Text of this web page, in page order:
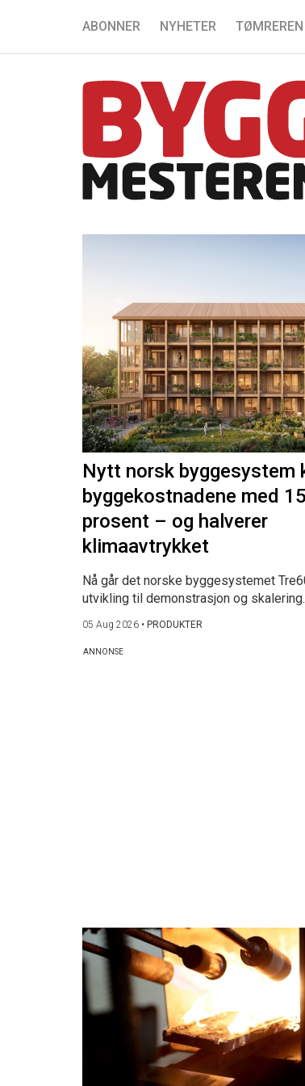
ABONNER NYHETER TØMREREN
Nytt norsk byggesystem
byggekostnadene med 15
prosent – og halverer
klimaavtrykket
Nå går det norske byggesystemet
utvikling til demonstrasjon og skalering.
05 Aug 2026 • PRODUKTER